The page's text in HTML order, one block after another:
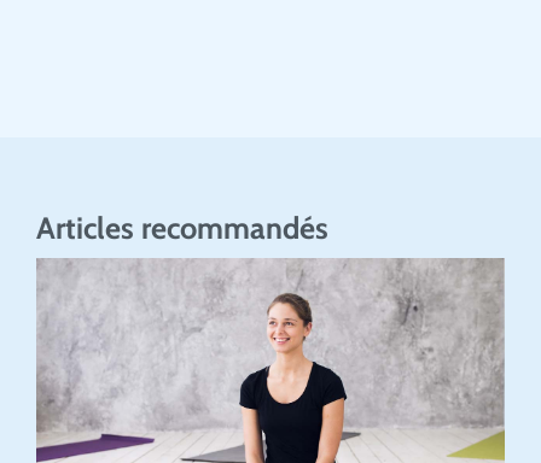
Articles recommandés